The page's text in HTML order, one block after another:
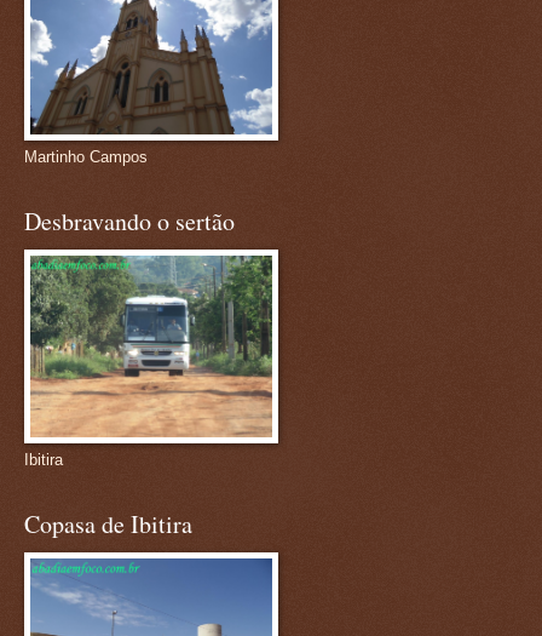
Martinho Campos
Desbravando o sertão
Ibitira
Copasa de Ibitira